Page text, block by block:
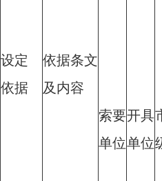
设定
依据
依据条文
及内容
索要
单位
开具
单位